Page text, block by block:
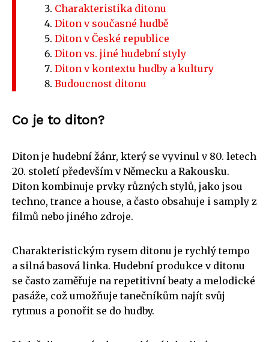
Charakteristika ditonu
Diton v současné hudbě
Diton v České republice
Diton vs. jiné hudební styly
Diton v kontextu hudby a kultury
Budoucnost ditonu
Co je to diton?
Diton je hudební žánr, který se vyvinul v 80. letech
20. století především v Německu a Rakousku.
Diton kombinuje prvky různých stylů, jako jsou
techno, trance a house, a často obsahuje i samply z
filmů nebo jiného zdroje.
Charakteristickým rysem ditonu je rychlý tempo
a silná basová linka. Hudební produkce v ditonu
se často zaměřuje na repetitivní beaty a melodické
pasáže, což umožňuje tanečníkům najít svůj
rytmus a ponořit se do hudby.